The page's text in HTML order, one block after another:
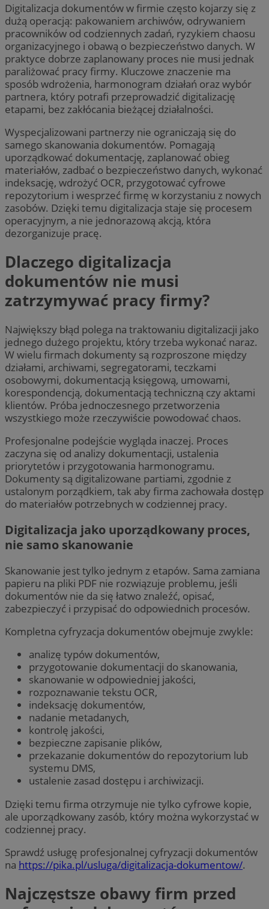
Digitalizacja dokumentów w firmie często kojarzy się z
dużą operacją: pakowaniem archiwów, odrywaniem
pracowników od codziennych zadań, ryzykiem chaosu
organizacyjnego i obawą o bezpieczeństwo danych. W
praktyce dobrze zaplanowany proces nie musi jednak
paraliżować pracy firmy. Kluczowe znaczenie ma
sposób wdrożenia, harmonogram działań oraz wybór
partnera, który potrafi przeprowadzić digitalizację
etapami, bez zakłócania bieżącej działalności.
Wyspecjalizowani partnerzy nie ograniczają się do
samego skanowania dokumentów. Pomagają
uporządkować dokumentację, zaplanować obieg
materiałów, zadbać o bezpieczeństwo danych, wykonać
indeksację, wdrożyć OCR, przygotować cyfrowe
repozytorium i wesprzeć firmę w korzystaniu z nowych
zasobów. Dzięki temu digitalizacja staje się procesem
operacyjnym, a nie jednorazową akcją, która
dezorganizuje pracę.
Dlaczego digitalizacja
dokumentów nie musi
zatrzymywać pracy firmy?
Największy błąd polega na traktowaniu digitalizacji jako
jednego dużego projektu, który trzeba wykonać naraz.
W wielu firmach dokumenty są rozproszone między
działami, archiwami, segregatorami, teczkami
osobowymi, dokumentacją księgową, umowami,
korespondencją, dokumentacją techniczną czy aktami
klientów. Próba jednoczesnego przetworzenia
wszystkiego może rzeczywiście powodować chaos.
Profesjonalne podejście wygląda inaczej. Proces
zaczyna się od analizy dokumentacji, ustalenia
priorytetów i przygotowania harmonogramu.
Dokumenty są digitalizowane partiami, zgodnie z
ustalonym porządkiem, tak aby firma zachowała dostęp
do materiałów potrzebnych w codziennej pracy.
Digitalizacja jako uporządkowany proces,
nie samo skanowanie
Skanowanie jest tylko jednym z etapów. Sama zamiana
papieru na pliki PDF nie rozwiązuje problemu, jeśli
dokumentów nie da się łatwo znaleźć, opisać,
zabezpieczyć i przypisać do odpowiednich procesów.
Kompletna cyfryzacja dokumentów obejmuje zwykle:
analizę typów dokumentów,
przygotowanie dokumentacji do skanowania,
skanowanie w odpowiedniej jakości,
rozpoznawanie tekstu OCR,
indeksację dokumentów,
nadanie metadanych,
kontrolę jakości,
bezpieczne zapisanie plików,
przekazanie dokumentów do repozytorium lub
systemu DMS,
ustalenie zasad dostępu i archiwizacji.
Dzięki temu firma otrzymuje nie tylko cyfrowe kopie,
ale uporządkowany zasób, który można wykorzystać w
codziennej pracy.
Sprawdź usługę profesjonalnej cyfryzacji dokumentów
na https://pika.pl/usluga/digitalizacja-dokumentow/.
Najczęstsze obawy firm przed